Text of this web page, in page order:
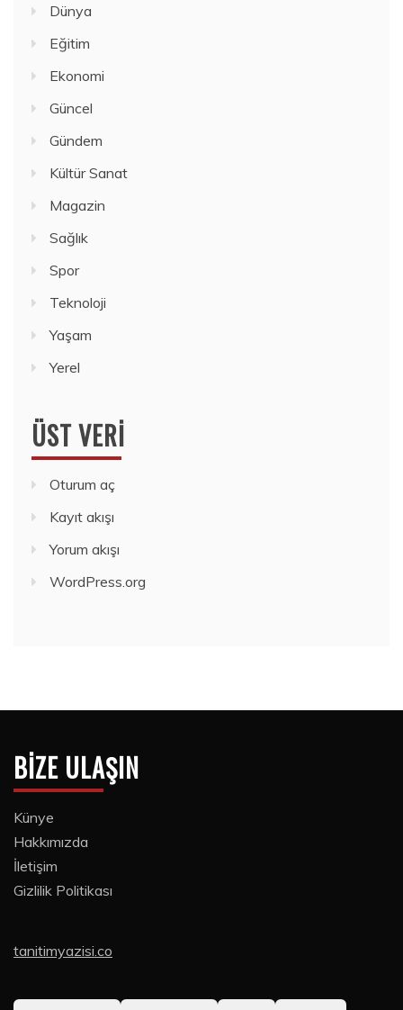
Dünya
Eğitim
Ekonomi
Güncel
Gündem
Kültür Sanat
Magazin
Sağlık
Spor
Teknoloji
Yaşam
Yerel
ÜST VERI
Oturum aç
Kayıt akışı
Yorum akışı
WordPress.org
BIZE ULAŞIN
Künye
Hakkımızda
İletişim
Gizlilik Politikası
tanitimyazisi.co